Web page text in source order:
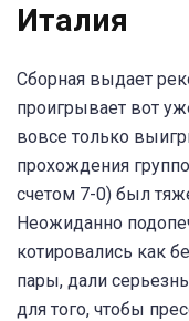
Италия
Сборная выдает
проигрывает вот
вовсе только
прохождения
счетом 7-0) был
Неожиданно
котировались как
пары, дали
для того, чтобы